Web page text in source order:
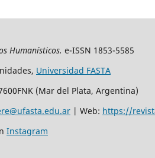
Humanísticos. e-ISSN 1853-5585
Universidad FASTA
(Mar del Plata, Argentina)
| Web: https://
Instagram